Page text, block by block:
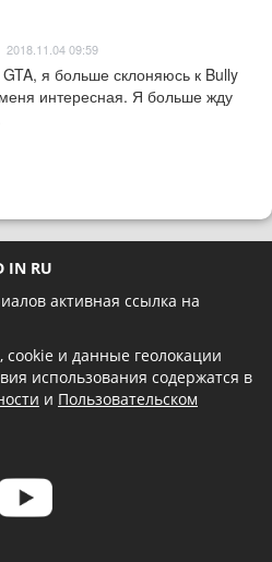
2018.11.04 09:59
я больше склоняюсь к Bully
интересная. Я больше жду
IN RU
активная ссылка на
cookie и данные геолокации
использования содержатся в
и Пользовательском